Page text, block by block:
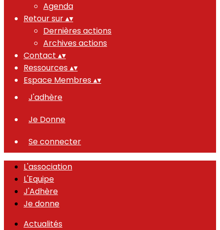
Agenda
Retour sur▴▾
Dernières actions
Archives actions
Contact ▴▾
Ressources ▴▾
Espace Membres ▴▾
J'adhère
Je Donne
Se connecter
L'association
L'Equipe
J'Adhère
Je donne
Actualités